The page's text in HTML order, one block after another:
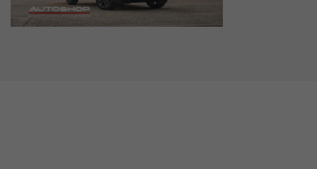
Valuta Il Tuo Usato